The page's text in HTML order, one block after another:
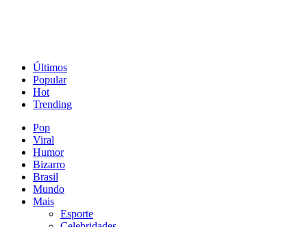
Últimos
Popular
Hot
Trending
Pop
Viral
Humor
Bizarro
Brasil
Mundo
Mais
Esporte